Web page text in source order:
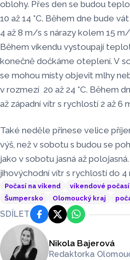
oblohy. Přes den se budou
10 až 14 °C. Během dne bude
4 až 8 m/s s nárazy kolem 15 m/
Během víkendu vystoupají
konečně dočkáme oteplení. V
se mohou místy objevit mlhy
v rozmezí 20 až 24 °C. Během
až západní vítr s rychlostí 2 až 6
Také neděle přinese velice
výš, než v sobotu s budou se
jako v sobotu jasná až
jihovýchodní vítr s rychlostí do 4
Počasí na víkend víkendové počasí
Šumpersko
Olomoucký kraj
SDÍLET FacebookPlatforma X
WhatsApp
Nikola Bajerová
Redaktorka